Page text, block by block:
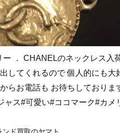
． CHANELのネックレス
してくれるので 個人的にも
らお電話も お待ちしており
ャス#可愛い#ココマーク#カメ